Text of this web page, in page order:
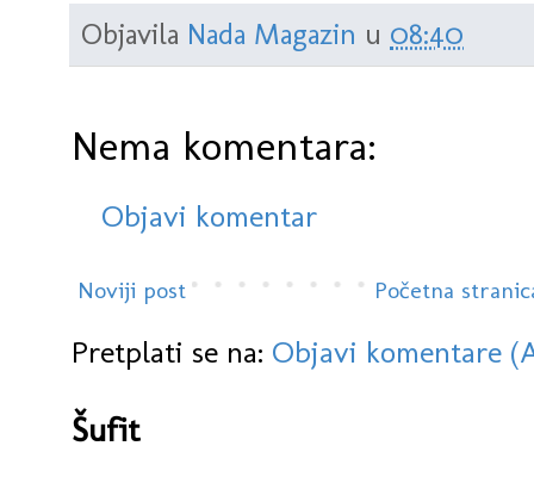
Objavila Nada Magazin u 08:40
Nema komentara:
Objavi komentar
Noviji post Početna
Pretplati se na: Objavi komentare
Šufit